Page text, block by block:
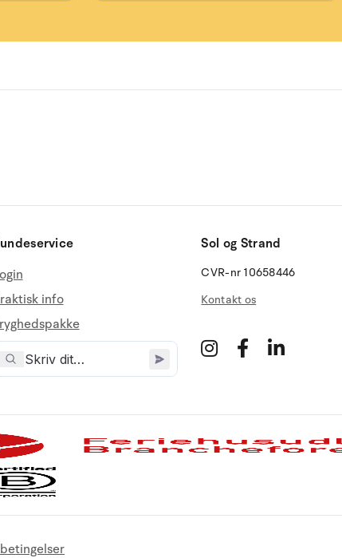
info
Sol og Strand
CVR-nr 10658446
Kontakt os